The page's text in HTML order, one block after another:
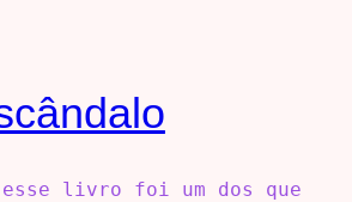
livro foi um dos que